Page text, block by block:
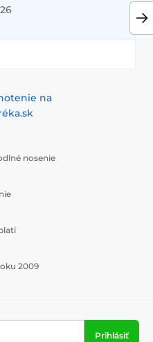
na
nosenie
2009
Prihlásiť